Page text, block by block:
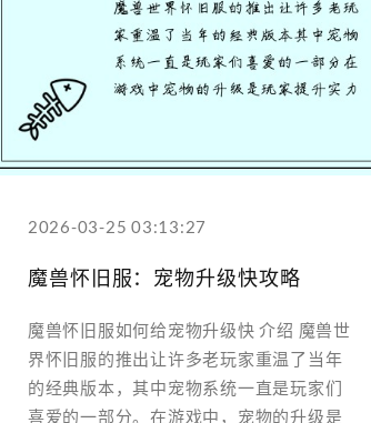
2026-03-25 03:13:27
魔兽怀旧服：宠物升级快攻略
魔兽怀旧服如何给宠物升级快 介绍 魔兽世
界怀旧服的推出让许多老玩家重温了当年
的经典版本，其中宠物系统一直是玩家们
喜爱的一部分。在游戏中，宠物的升级是